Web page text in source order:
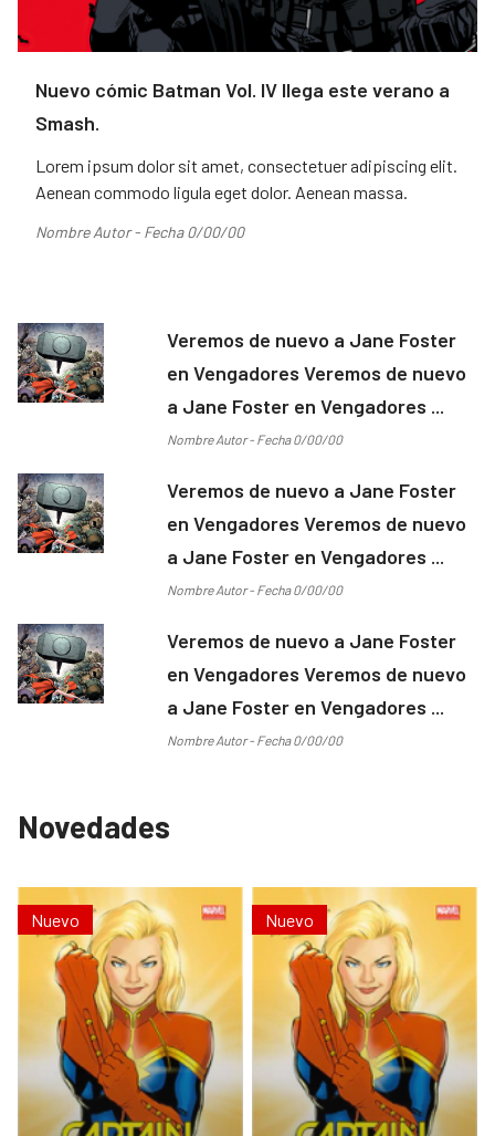
Nuevo cómic Batman Vol. IV llega este verano a
Smash.
Lorem ipsum dolor sit amet, consectetuer adipiscing elit.
Aenean commodo ligula eget dolor. Aenean massa.
Nombre Autor - Fecha 0/00/00
Veremos de nuevo a Jane Foster
en Vengadores Veremos de nuevo
a Jane Foster en Vengadores ...
Nombre Autor - Fecha 0/00/00
Veremos de nuevo a Jane Foster
en Vengadores Veremos de nuevo
a Jane Foster en Vengadores ...
Nombre Autor - Fecha 0/00/00
Veremos de nuevo a Jane Foster
en Vengadores Veremos de nuevo
a Jane Foster en Vengadores ...
Nombre Autor - Fecha 0/00/00
Novedades
Nuevo Nuevo